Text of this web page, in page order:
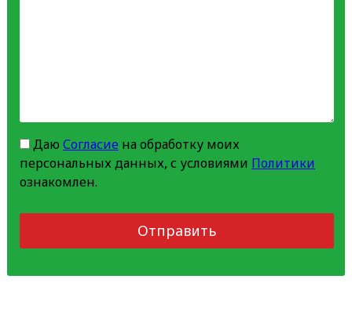
Даю Согласиена обработку моих
персональных данных, с условиями Политики
ознакомлен.
Отправить